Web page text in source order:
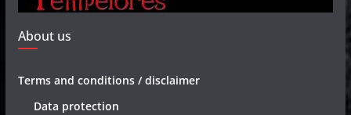
About us
Terms and conditions / disclaimer
Data protection